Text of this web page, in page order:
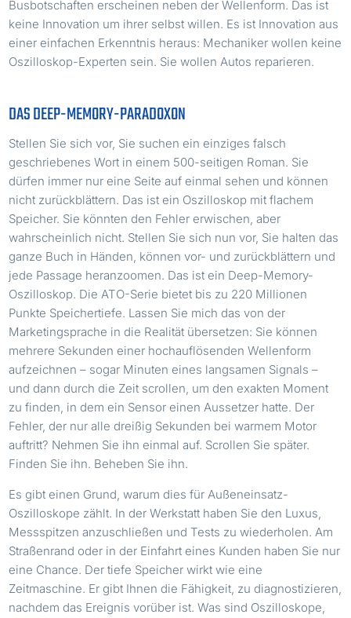
Busbotschaften erscheinen neben der Wellenform. Das ist
keine Innovation um ihrer selbst willen. Es ist Innovation aus
einer einfachen Erkenntnis heraus: Mechaniker wollen keine
Oszilloskop-Experten sein. Sie wollen Autos reparieren.
DAS DEEP-MEMORY-PARADOXON
Stellen Sie sich vor, Sie suchen ein einziges falsch
geschriebenes Wort in einem 500-seitigen Roman. Sie
dürfen immer nur eine Seite auf einmal sehen und können
nicht zurückblättern. Das ist ein Oszilloskop mit flachem
Speicher. Sie könnten den Fehler erwischen, aber
wahrscheinlich nicht. Stellen Sie sich nun vor, Sie halten das
ganze Buch in Händen, können vor- und zurückblättern und
jede Passage heranzoomen. Das ist ein Deep-Memory-
Oszilloskop. Die ATO-Serie bietet bis zu 220 Millionen
Punkte Speichertiefe. Lassen Sie mich das von der
Marketingsprache in die Realität übersetzen: Sie können
mehrere Sekunden einer hochauflösenden Wellenform
aufzeichnen – sogar Minuten eines langsamen Signals –
und dann durch die Zeit scrollen, um den exakten Moment
zu finden, in dem ein Sensor einen Aussetzer hatte. Der
Fehler, der nur alle dreißig Sekunden bei warmem Motor
auftritt? Nehmen Sie ihn einmal auf. Scrollen Sie später.
Finden Sie ihn. Beheben Sie ihn.
Es gibt einen Grund, warum dies für Außeneinsatz-
Oszilloskope zählt. In der Werkstatt haben Sie den Luxus,
Messspitzen anzuschließen und Tests zu wiederholen. Am
Straßenrand oder in der Einfahrt eines Kunden haben Sie nur
eine Chance. Der tiefe Speicher wirkt wie eine
Zeitmaschine. Er gibt Ihnen die Fähigkeit, zu diagnostizieren,
nachdem das Ereignis vorüber ist. Was sind Oszilloskope,